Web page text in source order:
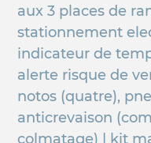
aux 3 places de
stationnement
indicateur de
alerte risque de
notos (quatre),
anticrevaison
colmatage) | kit